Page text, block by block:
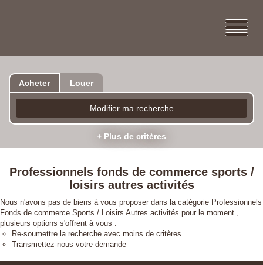
Acheter Louer
Modifier ma recherche
+ Plus de critères
Professionnels fonds de commerce sports /
loisirs autres activités
Nous n'avons pas de biens à vous proposer dans la catégorie Professionnels
Fonds de commerce Sports / Loisirs Autres activités pour le moment ,
plusieurs options s'offrent à vous :
Re-soumettre la recherche avec moins de critères.
Transmettez-nous votre demande